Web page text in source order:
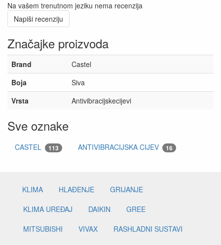
Na vašem trenutnom jeziku nema recenzija
Napiši recenziju
Značajke proizvoda
Brand
Castel
Boja
Siva
Vrsta
Antivibracijskecijevi
Sve oznake
CASTEL 113 ANTIVIBRACIJSKA CIJEV 16
KLIMA HLAĐENJE
GRIJANJE
KLIMA UREĐAJ
DAIKIN
GREE
MITSUBISHI
VIVAX
RASHLADNI SUSTAVI